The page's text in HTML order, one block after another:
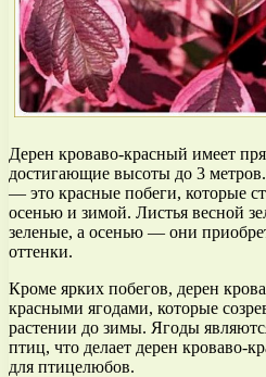
Дерен кроваво-красный имеет
достигающие высоты до 3
— это красные побеги, которые
осенью и зимой. Листья весной
зеленые, а осенью — они
оттенки.
Кроме ярких побегов, дерен
красными ягодами, которые
растении до зимы. Ягоды
птиц, что делает дерен кроваво-
для птицелюбов.